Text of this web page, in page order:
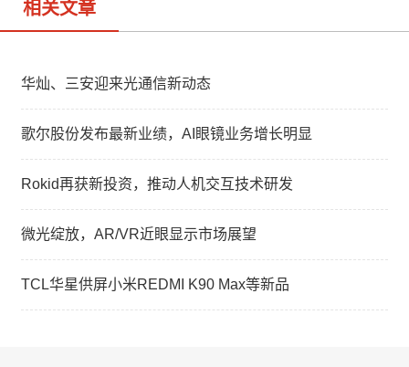
相关文章
华灿、三安迎来光通信新动态
歌尔股份发布最新业绩，AI眼镜业务增长明显
Rokid再获新投资，推动人机交互技术研发
微光绽放，AR/VR近眼显示市场展望
TCL华星供屏小米REDMI K90 Max等新品